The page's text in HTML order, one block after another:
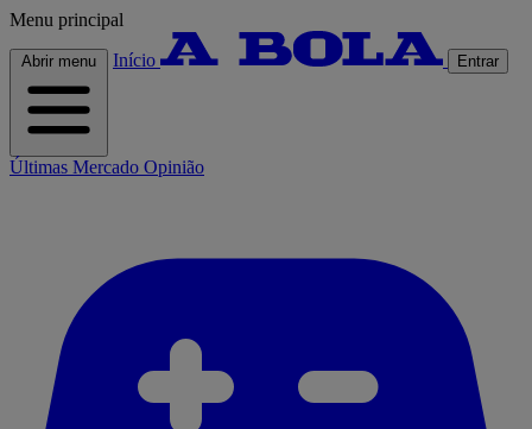
Menu principal
Abrir menu Início Entrar
Últimas Mercado Opinião